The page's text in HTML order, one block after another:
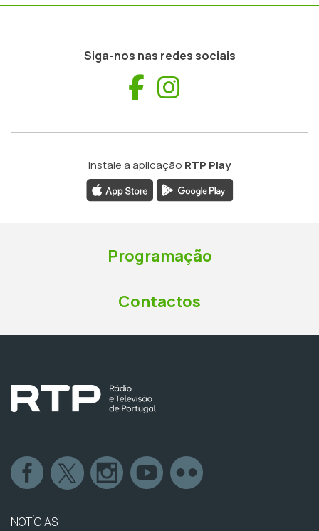
Siga-nos nas redes sociais
Facebook
Instale a aplicação RTP Play
Programação
Contactos
NOTÍCIAS